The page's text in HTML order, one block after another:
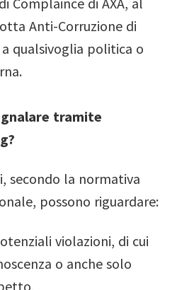
Anti-Corruzione di
a qualsivoglia politica o
tramite
secondo la normativa
possono riguardare:
violazioni, di cui
o anche solo